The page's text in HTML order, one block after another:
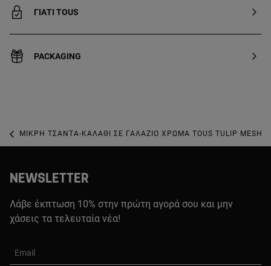
ΓΙΑΤΙ TOUS
PACKAGING
ΜΙΚΡΉ ΤΣΆΝΤΑ-ΚΑΛΆΘΙ ΣΕ ΓΑΛΆΖΙΟ ΧΡΏΜΑ TOUS TULIP MESH
NEWSLETTER
Λάβε έκπτωση 10% στην πρώτη αγορά σου και μην
χάσεις τα τελευταία νέα!
Email